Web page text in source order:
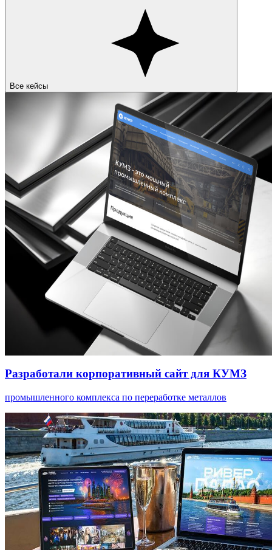
Все кейсы
Разработали корпоративный сайт для КУМЗ
промышленного комплекса по переработке металлов